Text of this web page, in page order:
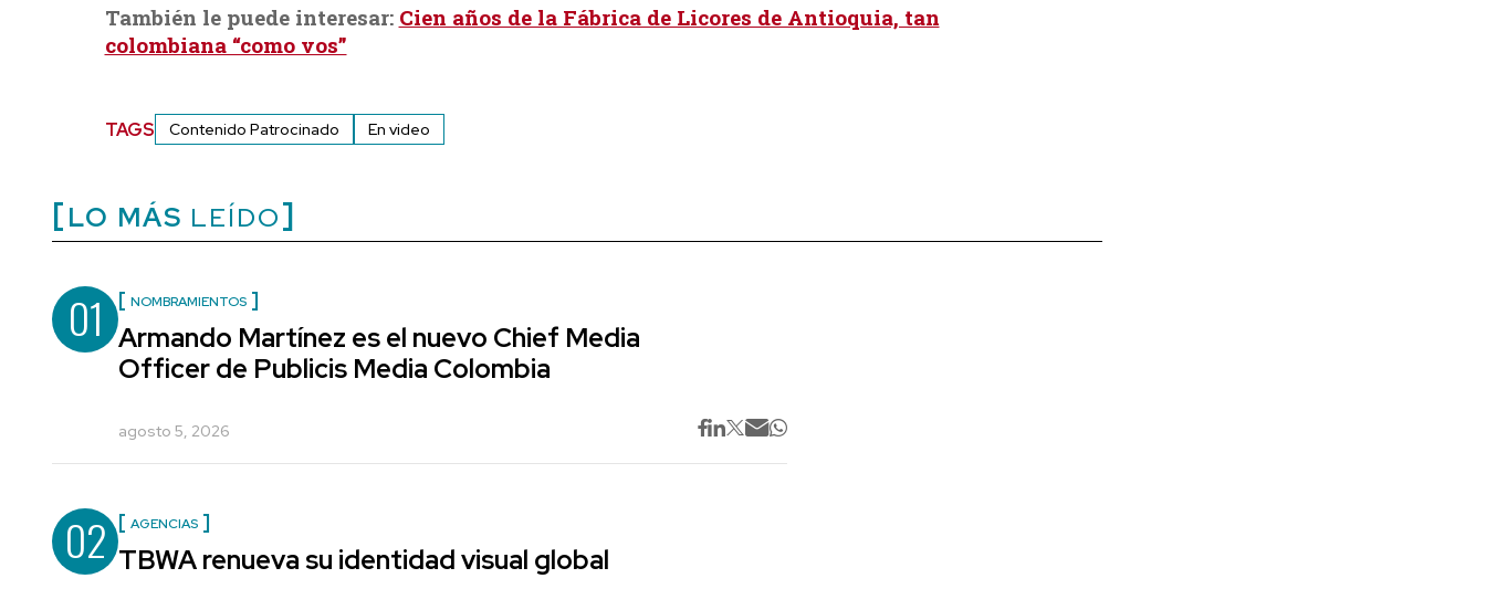
También le puede interesar: Cien años de la Fábrica de Licores de Antioquia, tan
colombiana “como vos”
TAGS Contenido Patrocinado En video
LO MÁS LEÍDO
01 NOMBRAMIENTOS
Armando Martínez es el nuevo Chief Media
Officer de Publicis Media Colombia
agosto 5, 2026
02 AGENCIAS
TBWA renueva su identidad visual global